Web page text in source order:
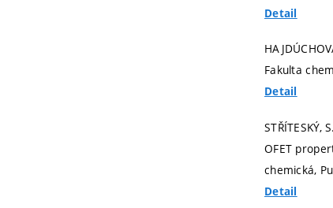
Detail
Fakulta
Detail
OFET
chemická,
Detail